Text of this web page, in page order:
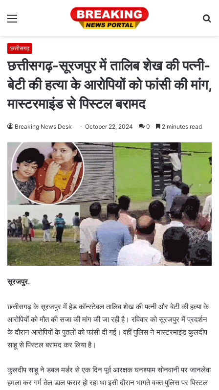
Menu
छत्तीसगढ़
छत्तीसगढ़-सूरजपुर में तालिब शेख की पत्नी-
बेटी की हत्या के आरोपियों को फांसी की मांग,
मास्टरमाइंड से पिस्टल बरामद
Breaking News Desk October 22, 2024 0 2 minutes read
सूरजपुर.
छत्तीसगढ़ के सूरजपुर में हेड कॉन्स्टेबल तालिब शेख की पत्नी और बेटी की हत्या के
आरोपियों को मौत की सजा की मांग की जा रही है। रविवार को सूरजपुर में प्रदर्शन
के दौरान आरोपियों के पुतलों को फांसी दी गई। वहीं पुलिस ने मास्टरमाइंड कुलदीप
साहू से पिस्टल बरामद कर लिया है।
कुलदीप साहू ने डबल मर्डर से एक दिन पूर्व आरक्षक घनश्याम सोनवानी पर जानलेवा
हमला कर गर्म तेल डाल फरार हो रहा था इसी दौरान भागते वक्त पुलिस पर पिस्टल